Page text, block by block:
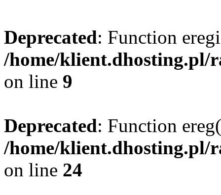
Deprecated: Function
/home/klient.dhosting.pl/
on line 9
Deprecated: Function
/home/klient.dhosting.pl/
on line 24